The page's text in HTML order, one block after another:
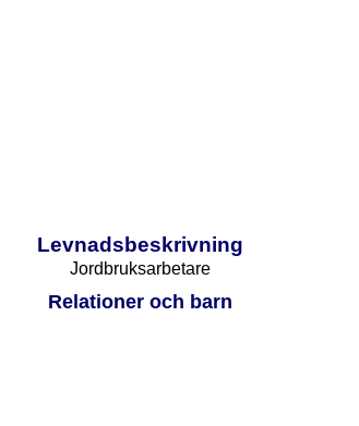
Levnadsbeskrivning
Jordbruksarbetare
Relationer och barn